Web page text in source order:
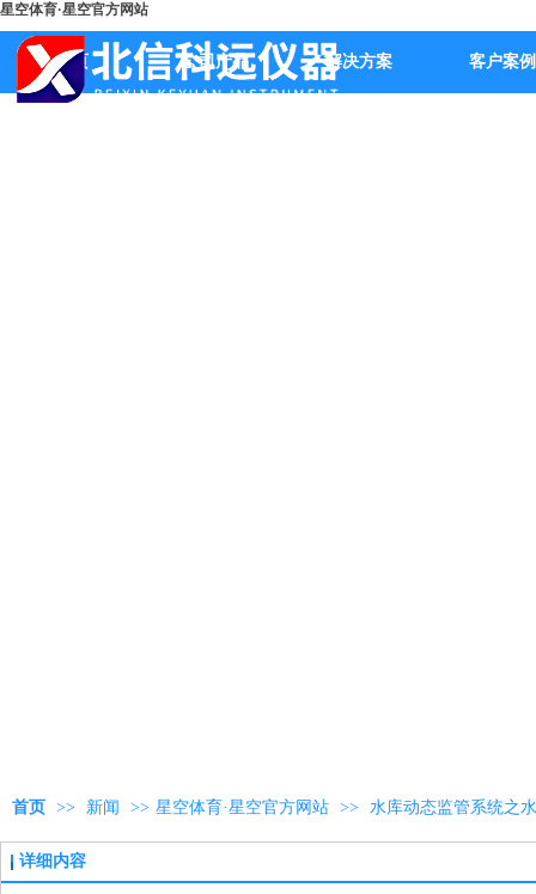
星空体育·星空官方网站
首页 公司产品 解决方案 客户案例
首页 >> 新闻 >> 星空体育·星空官方网站 >> 水库动态监管系统之
详细内容